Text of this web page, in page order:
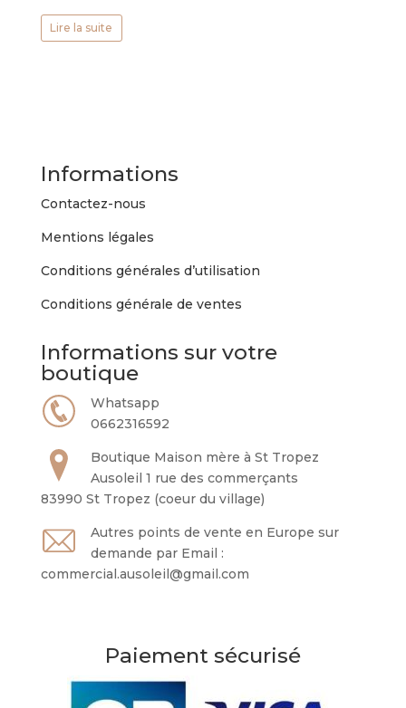
Lire la suite
Informations
Contactez-nous
Mentions légales
Conditions générales d’utilisation
Conditions générale de ventes
Informations sur votre
boutique
Whatsapp
0662316592
Boutique Maison mère à St Tropez
Ausoleil 1 rue des commerçants
83990 St Tropez (coeur du village)
Autres points de vente en Europe sur
demande par Email :
commercial.ausoleil@gmail.com
Paiement sécurisé